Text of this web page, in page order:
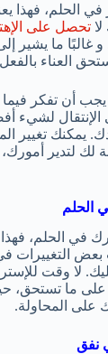
في الحلم، فهذا
تحصل على
ما يشير
العناء
أن تفكر فيما
لشيء
يمكنك تغيير
لك لتدير
في الحلم،
التغييرات
لا وقت
ما تستحق،
على المحاولة.